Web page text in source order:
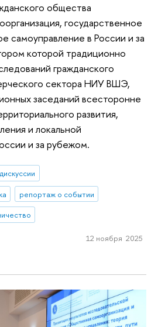
общества
государственное
самоуправление в России и за
которой традиционно
гражданского
сектора НИУ ВШЭ,
заседаний всесторонне
развития,
и локальной
и за рубежом.
дискуссии
репортаж о событии
12 ноября 2025